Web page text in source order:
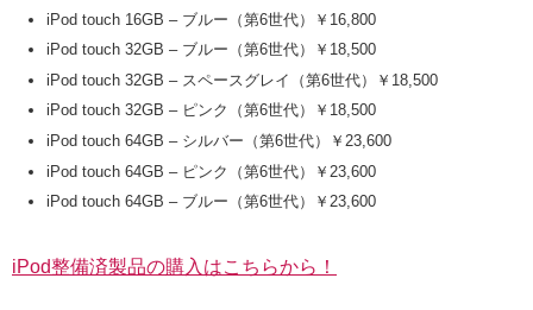
iPod touch 16GB – ブルー（第6世代）￥16,800
iPod touch 32GB – ブルー（第6世代）￥18,500
iPod touch 32GB – スペースグレイ（第6世代）￥18,500
iPod touch 32GB – ピンク（第6世代）￥18,500
iPod touch 64GB – シルバー（第6世代）￥23,600
iPod touch 64GB – ピンク（第6世代）￥23,600
iPod touch 64GB – ブルー（第6世代）￥23,600
iPod整備済製品の購入はこちらから！